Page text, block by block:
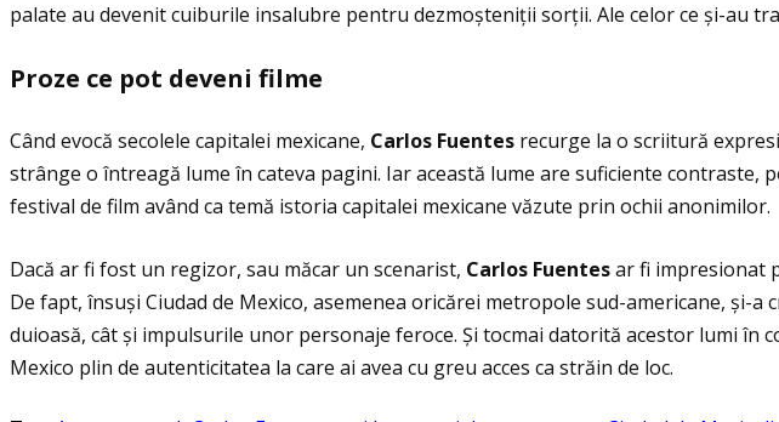
palate au devenit cuiburile insalubre pentru dezmoșteniţii sorţii. Ale celor ce și-au
Proze ce pot deveni filme
Când evocă secolele capitalei mexicane, Carlos Fuentes recurge la o scriitură
strânge o întreagă lume în cateva pagini. Iar această lume are suficiente
festival de film având ca temă istoria capitalei mexicane văzute prin ochii anonimilor.
Dacă ar fi fost un regizor, sau măcar un scenarist, Carlos Fuentesar fi impresionat
De fapt, însuși Ciudad de Mexico, asemenea oricărei metropole sud-americane,
duioasă, cât și impulsurile unor personaje feroce. Şi tocmai datorită acestor lumi în
Mexico plin de autenticitatea la care ai avea cu greu acces ca străin de loc.